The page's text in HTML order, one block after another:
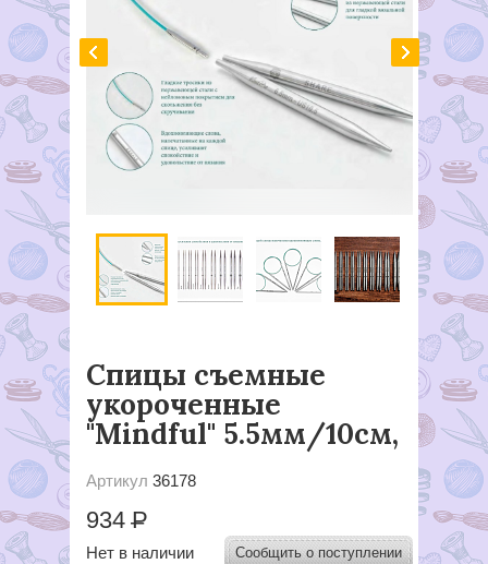
Спицы съемные
укороченные
"Mindful" 5.5мм/10см,
Артикул 36178
934Р
Нет в наличии Сообщить о поступлении